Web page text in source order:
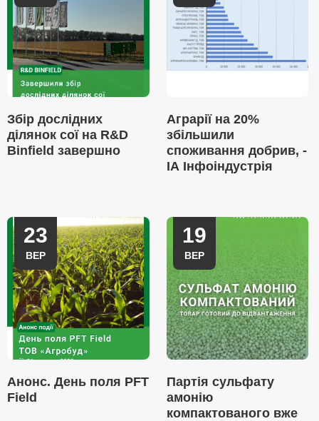
Збір дослідних
ділянок сої на R&D
Binfield завершно
Аграрії на 20%
збільшили
споживання добрив, -
ІА Інфоіндустрія
23
ВЕР
Анонс. День поля PFT
Field
19
ВЕР
Партія сульфату
амонію
компактованого вже